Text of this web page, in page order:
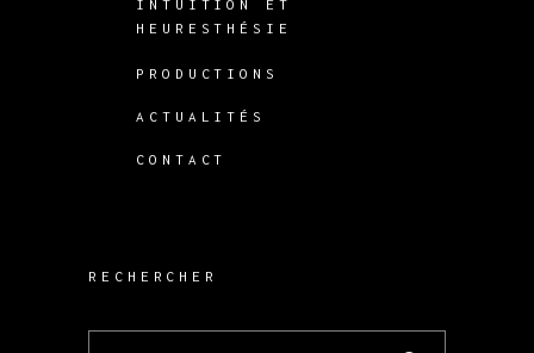
INTUITION ET
HEURESTHÉSIE
PRODUCTIONS
ACTUALITÉS
CONTACT
RECHERCHER